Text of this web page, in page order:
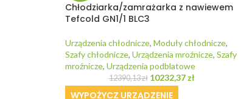
Chłodziarka/zamrażarka z nawiewem
Tefcold GN1/1 BLC3
Urządzenia chłodnicze, Moduły chłodnicze,
Szafy chłodnicze, Urządzenia mroźnicze, Szafy
mroźnicze, Urządzenia podblatowe
12390,13zł 10232,37 zł
WYPOŻYCZ URZĄDZENIE